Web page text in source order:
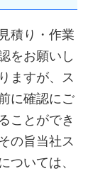
積り・作業
をお願いし
ますが、ス
に確認にご
ことができ
の旨当社ス
ついては、